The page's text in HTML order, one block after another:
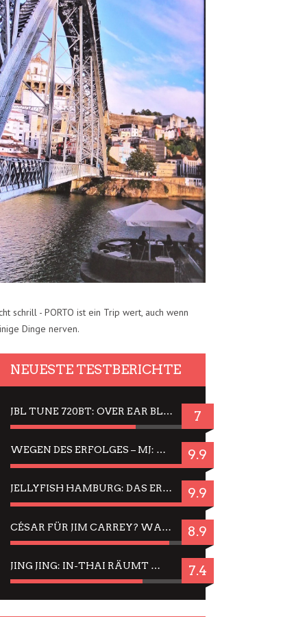
schrill - PORTO ist ein Trip wert, auch wenn
Dinge nerven.
NEUESTE TESTBERICHTE
JBL TUNE 720BT: OVER EAR BLUETOOTH KOPFHÖRER UM DIE 50,-€ IM DAUER-TEST 7
WEGEN DES ERFOLGES – MJ: MICHAEL JACKSON MUSICAL IN EINER MATINEE SEHEN 9.9
JELLYFISH HAMBURG: DAS ERFOLGREICHE SOMMER-MENÜ 2025 IN GEFÜHLEN UND BILDERN 9.9
CÉSAR FÜR JIM CARREY? WARUM DAS EINER DER NERVIGSTEN ACTORS IST UND BLEIBT 8.9
JING JING: IN-THAI RÄUMT WIEDER TITEL AB – EIN ZWEI-STUNDEN-ERLEBNISBERICHT 7.4